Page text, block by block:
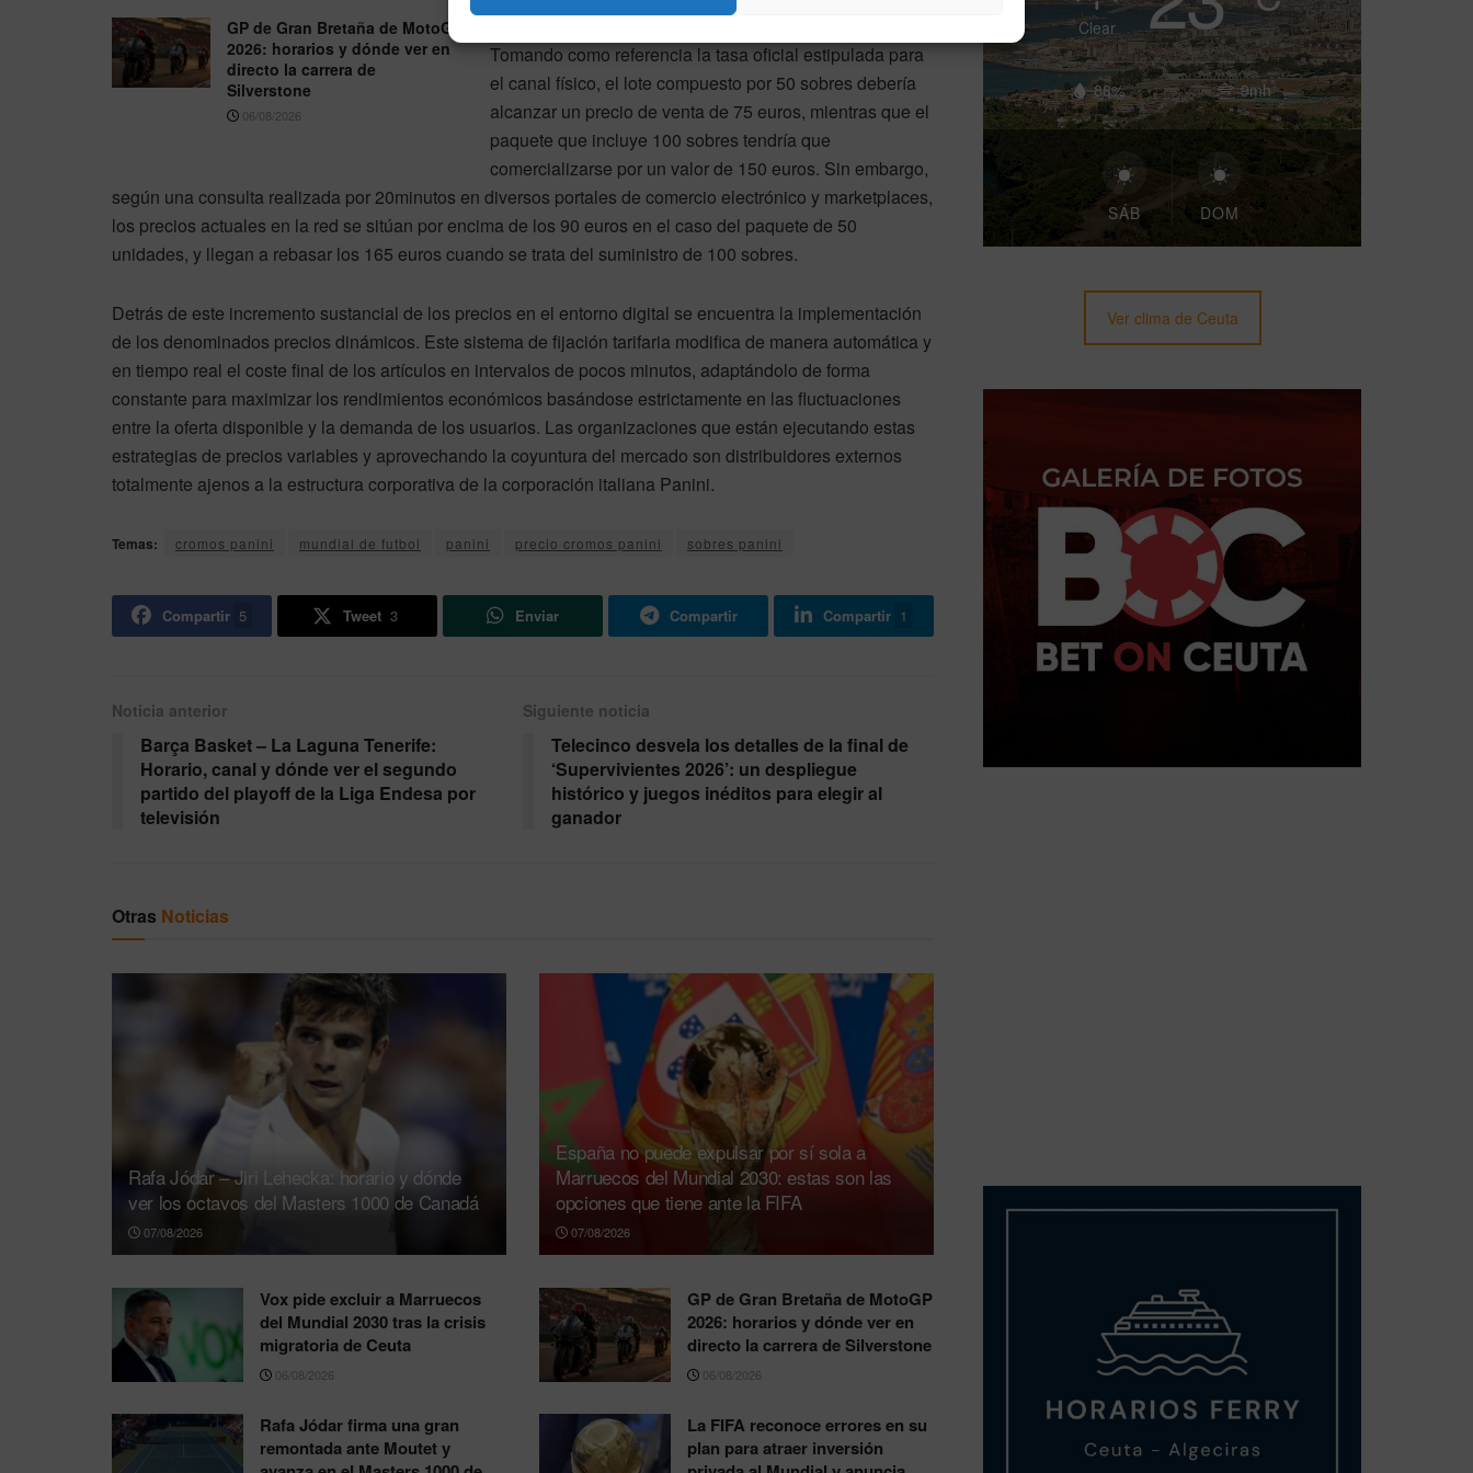
GP de Gran Bretaña de MotoGP
2026: horarios y dónde ver en
directo la carrera de
Silverstone
06/08/2026
Tomando como referencia la tasa oficial estipulada para
el canal físico, el lote compuesto por 50 sobres debería
alcanzar un precio de venta de 75 euros, mientras que el
paquete que incluye 100 sobres tendría que
comercializarse por un valor de 150 euros. Sin embargo,
según una consulta realizada por 20minutos en diversos portales de comercio electrónico y marketplaces,
los precios actuales en la red se sitúan por encima de los 90 euros en el caso del paquete de 50
unidades, y llegan a rebasar los 165 euros cuando se trata del suministro de 100 sobres.
Detrás de este incremento sustancial de los precios en el entorno digital se encuentra la implementación
de los denominados precios dinámicos. Este sistema de fijación tarifaria modifica de manera automática y
en tiempo real el coste final de los artículos en intervalos de pocos minutos, adaptándolo de forma
constante para maximizar los rendimientos económicos basándose estrictamente en las fluctuaciones
entre la oferta disponible y la demanda de los usuarios. Las organizaciones que están ejecutando estas
estrategias de precios variables y aprovechando la coyuntura del mercado son distribuidores externos
totalmente ajenos a la estructura corporativa de la corporación italiana Panini.
Temas: cromos panini mundial de futbol panini precio cromos panini sobres panini
Compartir 5 Tweet 3 Enviar Compartir Compartir 1
Noticia anterior
Barça Basket – La Laguna Tenerife:
Horario, canal y dónde ver el segundo
partido del playoff de la Liga Endesa por
televisión
Siguiente noticia
Telecinco desvela los detalles de la final de
‘Supervivientes 2026’: un despliegue
histórico y juegos inéditos para elegir al
ganador
Otras Noticias
Rafa Jódar – Jiri Lehecka: horario y dónde
ver los octavos del Masters 1000 de Canadá
07/08/2026
España no puede expulsar por sí sola a
Marruecos del Mundial 2030: estas son las
opciones que tiene ante la FIFA
07/08/2026
Vox pide excluir a Marruecos
del Mundial 2030 tras la crisis
migratoria de Ceuta
06/08/2026
GP de Gran Bretaña de MotoGP
2026: horarios y dónde ver en
directo la carrera de Silverstone
06/08/2026
Rafa Jódar firma una gran
remontada ante Moutet y
La FIFA reconoce errores en su
plan para atraer inversión
Clear
88% 9mh
SÁB DOM
Ver clima de Ceuta